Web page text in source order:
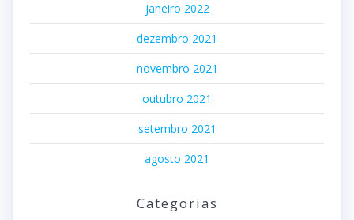
janeiro 2022
dezembro 2021
novembro 2021
outubro 2021
setembro 2021
agosto 2021
Categorias